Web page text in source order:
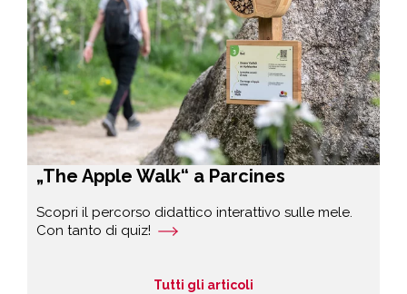
„The Apple Walk“ a Parcines
Scopri il percorso didattico interattivo sulle mele.
Con tanto di quiz!
Tutti gli articoli